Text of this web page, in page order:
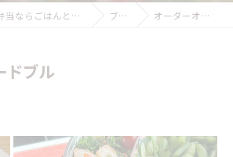
福岡県大牟田市の弁当ならごはんとおかず みけ猫屋 ブログ オーダーオードブル
ドブル